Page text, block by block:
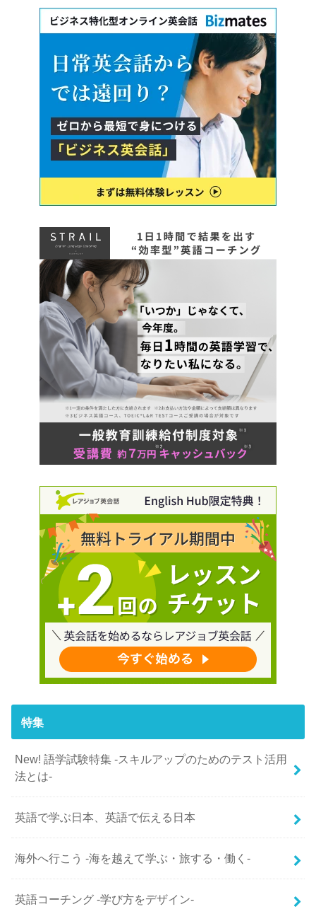
特集
New! 語学試験特集 -スキルアップのためのテスト活用
法とは-
英語で学ぶ日本、英語で伝える日本
海外へ行こう -海を越えて学ぶ・旅する・働く-
英語コーチング -学び方をデザイン-